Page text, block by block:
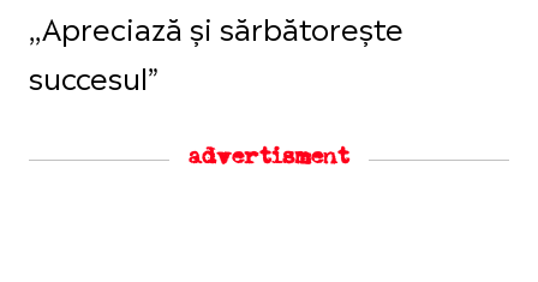
,,Apreciază și sărbătorește
succesul”
advertisment